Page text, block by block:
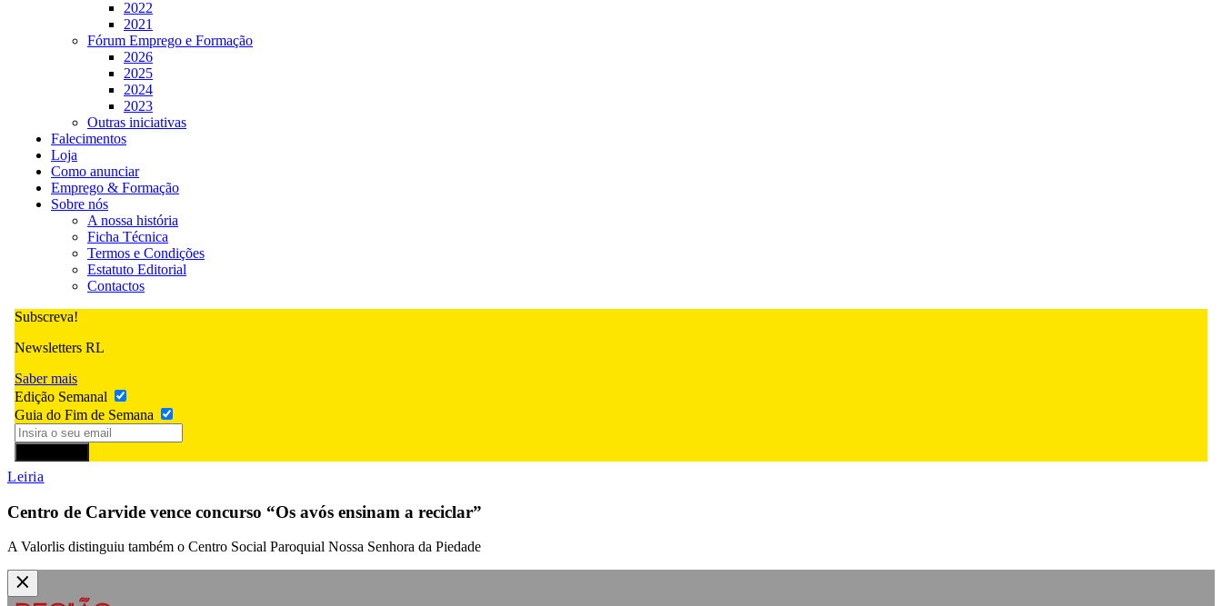
2022
2021
Fórum Emprego e Formação
2026
2025
2024
2023
Outras iniciativas
Falecimentos
Loja
Como anunciar
Emprego & Formação
Sobre nós
A nossa história
Ficha Técnica
Termos e Condições
Estatuto Editorial
Contactos
Subscreva!
Newsletters RL
Saber mais
Edição Semanal
Guia do Fim de Semana
Leiria
Centro de Carvide vence concurso “Os avós ensinam a reciclar”
A Valorlis distinguiu também o Centro Social Paroquial Nossa Senhora da Piedade